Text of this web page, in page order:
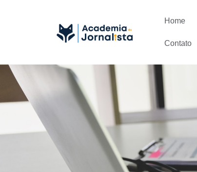
Home
Contato